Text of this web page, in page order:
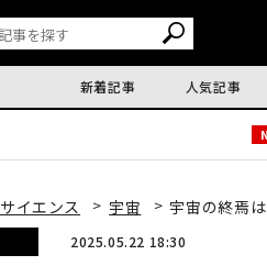
新着記事 人気記事
サイエンス 宇宙 宇宙の終焉
2025.05.22 18:30